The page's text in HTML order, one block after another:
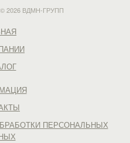
2026 ВДМН-ГРУПП
ПЕРСОНАЛЬНЫХ